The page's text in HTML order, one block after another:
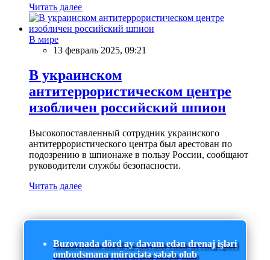
Читать далее
В мире
13 февраль 2025, 09:21
В украинском
антитеррористическом центре
изобличен российский шпион
Высокопоставленный сотрудник украинского
антитеррористического центра был арестован по
подозрению в шпионаже в пользу России, сообщают
руководители службы безопасности.
Читать далее
Buzovnada dörd ay davam edən drenaj işləri
ombudsmana müraciətə səbəb olub